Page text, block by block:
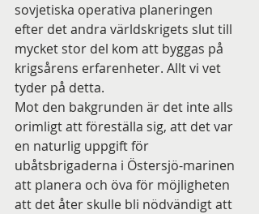
sovjetiska operativa planeringen
efter det andra världskrigets slut till
mycket stor del kom att byggas på
krigsårens erfarenheter. Allt vi vet
tyder på detta.
Mot den bakgrunden är det inte alls
orimligt att föreställa sig, att det var
en naturlig uppgift för
ubåtsbrigaderna i Östersjö-marinen
att planera och öva för möjligheten
att det åter skulle bli nödvändigt att